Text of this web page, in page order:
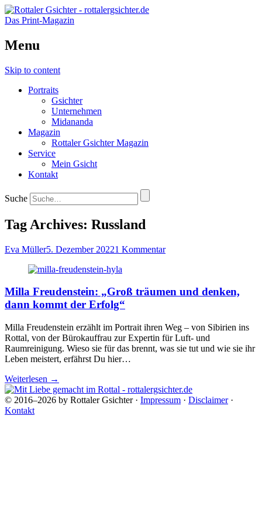
Das Print-Magazin
Menu
Skip to content
Portraits
Gsichter
Unternehmen
Midananda
Magazin
Rottaler Gsichter Magazin
Service
Mein Gsicht
Kontakt
Suche
Tag Archives: Russland
Eva Müller5. Dezember 20221 Kommentar
Milla Freudenstein: „Groß träumen und denken,
dann kommt der Erfolg“
Milla Freudenstein erzählt im Portrait ihren Weg – von Sibirien ins
Rottal, von der Bürokauffrau zur Expertin für Luft- und
Raumreinigung. Wieso sie für das brennt, was sie tut und wie sie ihr
Leben meistert, erfährst Du hier…
Weiterlesen →
© 2016–2026 by Rottaler Gsichter · Impressum · Disclaimer·
Kontakt